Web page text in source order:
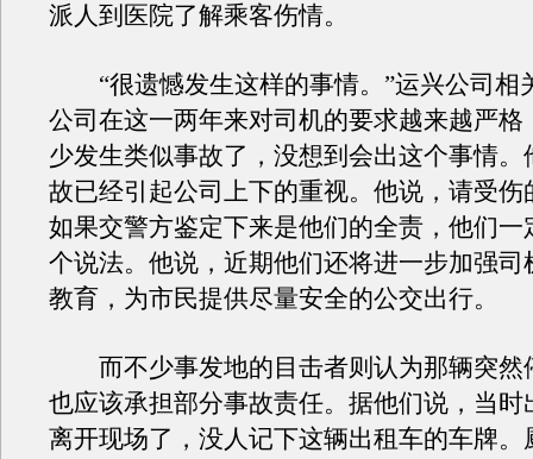
派人到医院了解乘客伤情。
“很遗憾发生这样的事情。”运兴公司相
公司在这一两年来对司机的要求越来越严格
少发生类似事故了，没想到会出这个事情。
故已经引起公司上下的重视。他说，请受伤
如果交警方鉴定下来是他们的全责，他们一
个说法。他说，近期他们还将进一步加强司
教育，为市民提供尽量安全的公交出行。
而不少事发地的目击者则认为那辆突然
也应该承担部分事故责任。据他们说，当时
离开现场了，没人记下这辆出租车的车牌。